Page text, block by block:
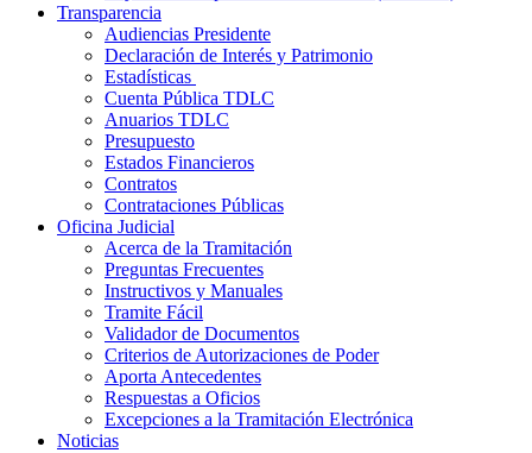
Transparencia
Audiencias Presidente
Declaración de Interés y Patrimonio
Estadísticas
Cuenta Pública TDLC
Anuarios TDLC
Presupuesto
Estados Financieros
Contratos
Contrataciones Públicas
Oficina Judicial
Acerca de la Tramitación
Preguntas Frecuentes
Instructivos y Manuales
Tramite Fácil
Validador de Documentos
Criterios de Autorizaciones de Poder
Aporta Antecedentes
Respuestas a Oficios
Excepciones a la Tramitación Electrónica
Noticias